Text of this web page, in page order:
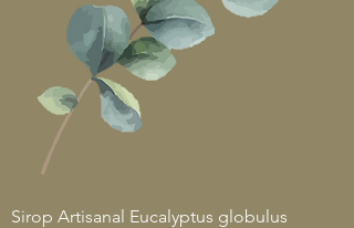
Sirop Artisanal Eucalyptus globulus